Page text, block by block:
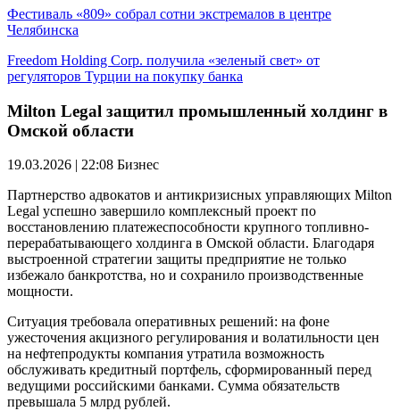
Фестиваль «809» собрал сотни экстремалов в центре
Челябинска
Freedom Holding Corp. получила «зеленый свет» от
регуляторов Турции на покупку банка
Milton Legal защитил промышленный холдинг в
Омской области
19.03.2026 | 22:08 Бизнес
Партнерство адвокатов и антикризисных управляющих Milton
Legal успешно завершило комплексный проект по
восстановлению платежеспособности крупного топливно-
перерабатывающего холдинга в Омской области. Благодаря
выстроенной стратегии защиты предприятие не только
избежало банкротства, но и сохранило производственные
мощности.
Ситуация требовала оперативных решений: на фоне
ужесточения акцизного регулирования и волатильности цен
на нефтепродукты компания утратила возможность
обслуживать кредитный портфель, сформированный перед
ведущими российскими банками. Сумма обязательств
превышала 5 млрд рублей.